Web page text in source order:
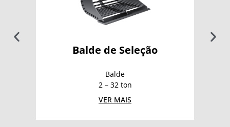
Balde de Seleção
Balde
2 – 32 ton
VER MAIS